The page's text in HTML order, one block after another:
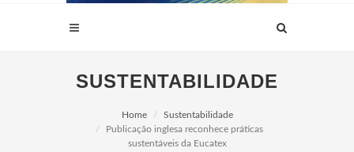
SUSTENTABILIDADE
Home
Sustentabilidade
Publicação inglesa reconhece práticas
sustentáveis da Eucatex